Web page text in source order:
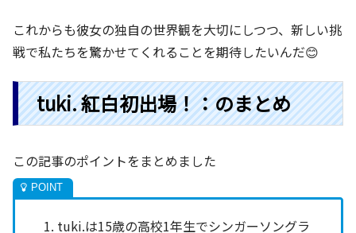
これからも彼女の独自の世界観を大切にしつつ、新しい挑
戦で私たちを驚かせてくれることを期待したいんだ😊
tuki. 紅白初出場！：のまとめ
この記事のポイントをまとめました
tuki.は15歳の高校1年生でシンガーソングラ